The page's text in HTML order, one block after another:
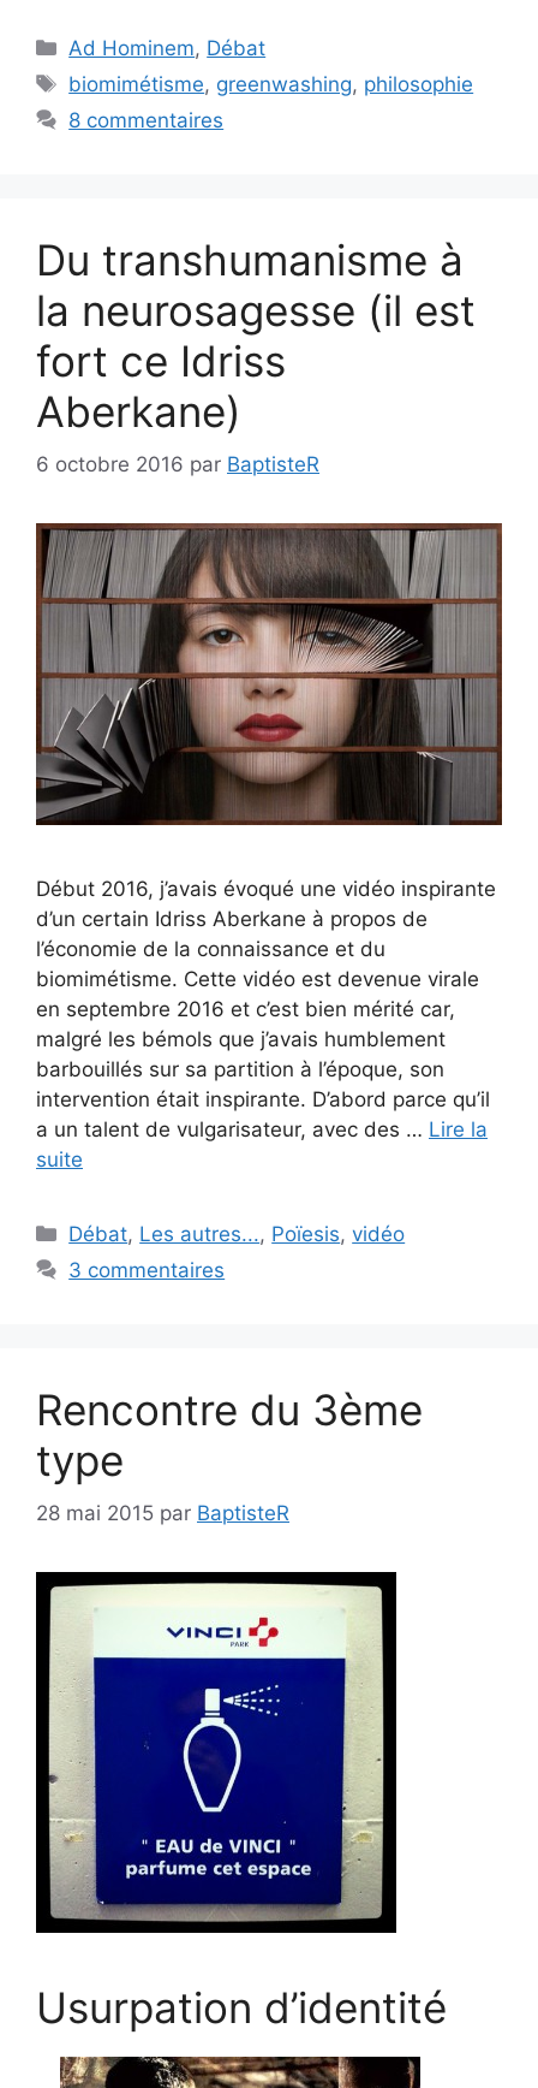
Catégories
Ad Hominem, Débat
Étiquettes
biomimétisme, greenwashing, philosophie
8 commentaires
Du transhumanisme à
la neurosagesse (il est
fort ce Idriss
Aberkane)
6 octobre 2016 par BaptisteR
Début 2016, j’avais évoqué une vidéo inspirante
d’un certain Idriss Aberkane à propos de
l’économie de la connaissance et du
biomimétisme. Cette vidéo est devenue virale
en septembre 2016 et c’est bien mérité car,
malgré les bémols que j’avais humblement
barbouillés sur sa partition à l’époque, son
intervention était inspirante. D’abord parce qu’il
a un talent de vulgarisateur, avec des … Lire la
suite
Catégories
Débat, Les autres..., Poïesis,vidéo
3 commentaires
Rencontre du 3ème
type
28 mai 2015 par BaptisteR
Usurpation d’identité